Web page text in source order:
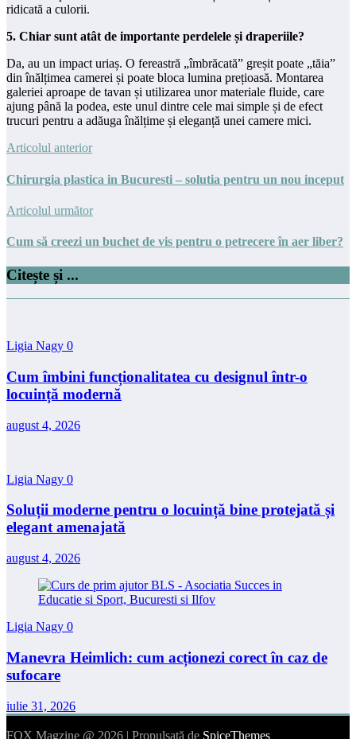
ridicată a culorii.
5. Chiar sunt atât de importante perdelele și draperiile?
Da, au un impact uriaș. O fereastră „îmbrăcată” greșit poate „tăia”
din înălțimea camerei și poate bloca lumina prețioasă. Montarea
galeriei aproape de tavan și utilizarea unor materiale fluide, care
ajung până la podea, este unul dintre cele mai simple și de efect
trucuri pentru a adăuga înălțime și eleganță unei camere mici.
Articolul anterior
Chirurgia plastica in Bucuresti – solutia pentru un nou inceput
Articolul următor
Cum să creezi un buchet de vis pentru o petrecere în aer liber?
Citește și ...
Ligia Nagy 0
Cum îmbini funcționalitatea cu designul într-o
locuință modernă
august 4, 2026
Ligia Nagy 0
Soluții moderne pentru o locuință bine protejată și
elegant amenajată
august 4, 2026
Ligia Nagy 0
Manevra Heimlich: cum acționezi corect în caz de
sufocare
iulie 31, 2026
FOX Magzine @ 2026 | Propulsată de SpiceThemes